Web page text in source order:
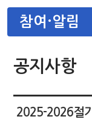
참여·알림
공지사항
2025-2026절